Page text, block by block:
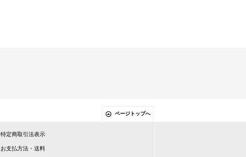
ページトップへ
特定商取引法表示
お支払方法・送料